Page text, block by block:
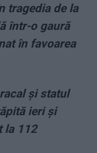
tragedia de la
într-o gaură
în favoarea
și statul
ieri și
la 112